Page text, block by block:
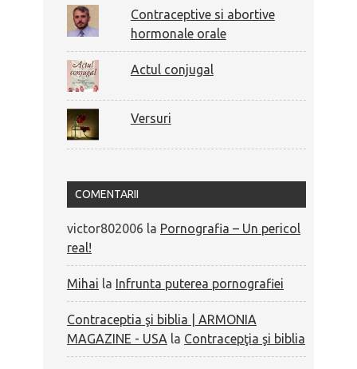
Contraceptive si abortive
hormonale orale
Actul conjugal
Versuri
COMENTARII
victor802006 la Pornografia – Un pericol
real!
Mihai la Infrunta puterea pornografiei
Contraceptia şi biblia | ARMONIA
MAGAZINE - USA la Contracepţia şi biblia